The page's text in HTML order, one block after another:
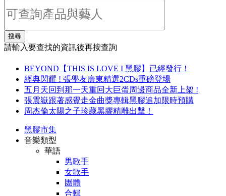
搜尋
請輸入要查找的資訊後再按查詢
BEYOND【THIS IS LOVE I 黑膠】已經發行！
經典閃耀 ! 張學友廣東精選2CDs重磅登場
五月天回到那一天重回大巨蛋周邊商品全新上架 !
張震嶽跟著感覺走金曲獎專輯黑膠追加限時預購
周杰倫太陽之子珍藏黑膠精雕出擊！
黑膠市集
音樂類型
華語
男歌手
女歌手
團體
合輯